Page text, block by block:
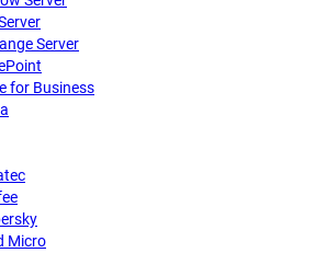
Server
for Business
Micro